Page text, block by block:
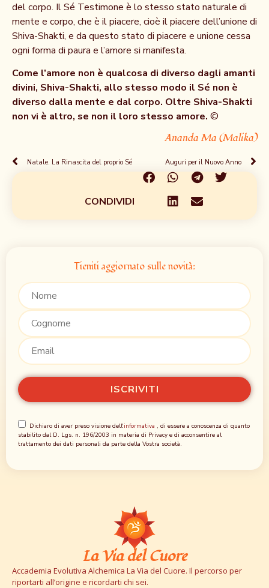
del corpo. Il Sé Testimone è lo stesso stato naturale di
mente e corpo, che è il piacere, cioè il piacere dell’unione di
Shiva-Shakti, e da questo stato di piacere e unione cessa
ogni forma di paura e l’amore si manifesta.
Come l’amore non è qualcosa di diverso dagli amanti
divini, Shiva-Shakti, allo stesso modo il Sé non è
diverso dalla mente e dal corpo. Oltre Shiva-Shakti
non vi è altro, se non il loro stesso amore. ©
Ananda Ma (Malika)
Natale. La Rinascita del proprio Sé Auguri per il Nuovo Anno
CONDIVIDI
Tieniti aggiornato sulle novità:
Dichiaro di aver preso visione dell'informativa , di essere a conoscenza di quanto
stabilito dal D. Lgs. n. 196/2003 in materia di Privacy e di acconsentire al
trattamento dei dati personali da parte della Vostra società.
La Via del Cuore
Accademia Evolutiva Alchemica La Via del Cuore. Il percorso per
riportarti all’origine e ricordarti chi sei.